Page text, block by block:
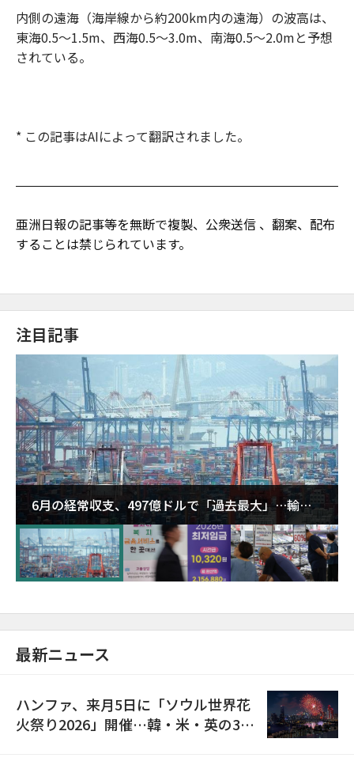
内側の遠海（海岸線から約200km内の遠海）の波高は、
東海0.5～1.5m、西海0.5～3.0m、南海0.5～2.0mと予想
されている。
* この記事はAIによって翻訳されました。
亜洲日報の記事等を無断で複製、公衆送信 、翻案、配布
することは禁じられています。
注目記事
6月の経常収支、497億ドルで「過去最大」…輸出
が初の1000億ドル突破
最新ニュース
ハンファ、来月5日に「ソウル世界花
火祭り2026」開催…韓・米・英の3カ